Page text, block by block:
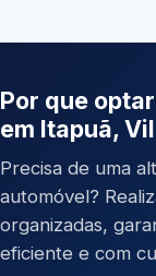
Por que
em Itapuã,
Precisa de uma
automóvel?
organizadas,
eficiente e com